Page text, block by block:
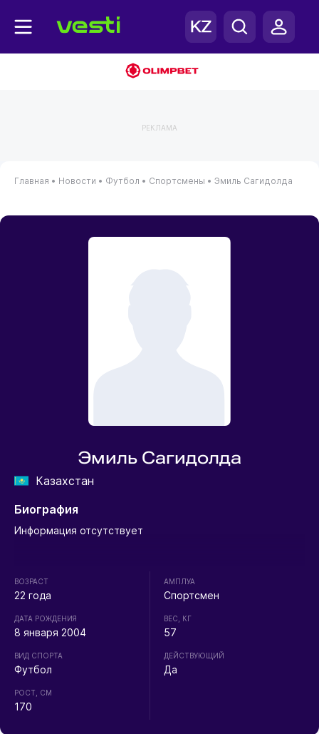
РЕКЛАМА
Главная • Новости • Футбол • Спортсмены • Эмиль Сагидолда
Эмиль Сагидолда
Казахстан
Биография
Информация отсутствует
ВОЗРАСТ
22 года
ДАТА РОЖДЕНИЯ
8 января 2004
ВИД СПОРТА
Футбол
РОСТ, СМ
170
АМПЛУА
Спортсмен
ВЕС, КГ
57
ДЕЙСТВУЮЩИЙ
Да